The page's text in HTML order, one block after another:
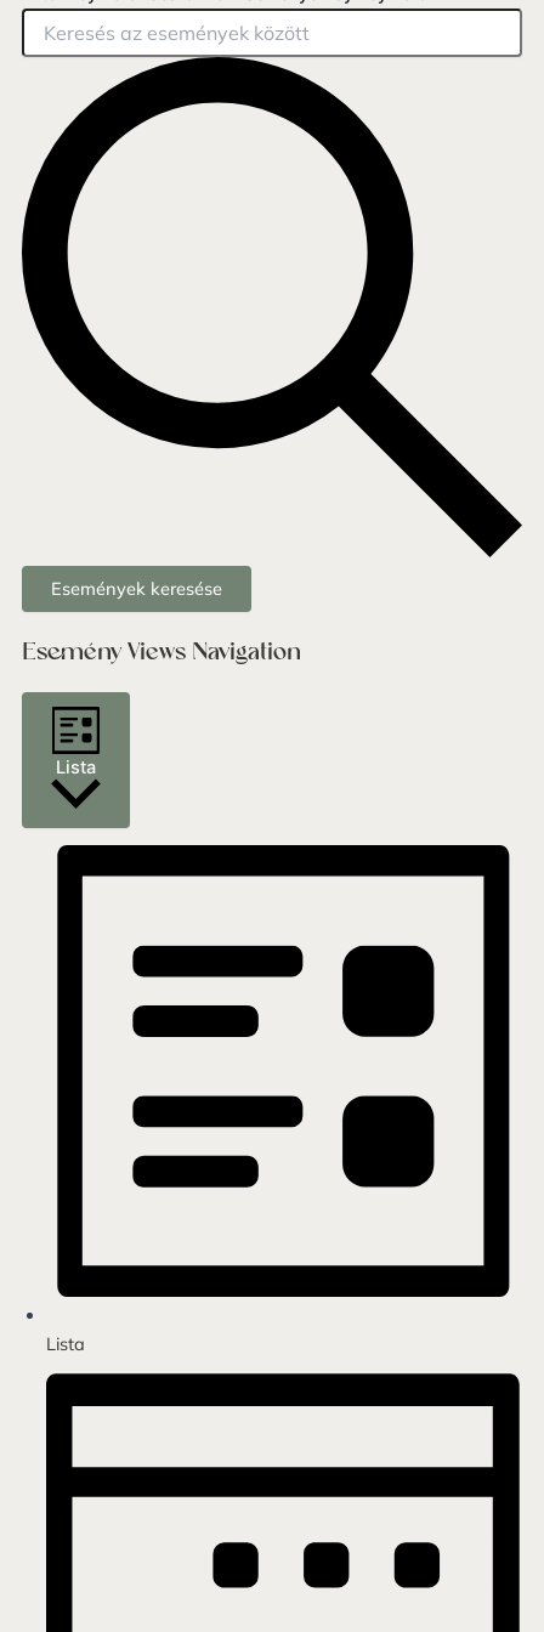
Események keresése
Esemény Views Navigation
Lista
Lista